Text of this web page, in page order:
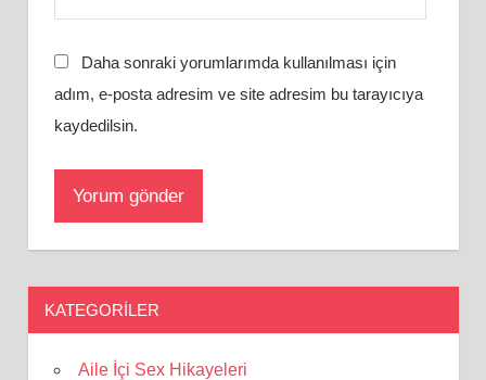
Daha sonraki yorumlarımda kullanılması için
adım, e-posta adresim ve site adresim bu tarayıcıya
kaydedilsin.
KATEGORILER
Aile İçi Sex Hikayeleri